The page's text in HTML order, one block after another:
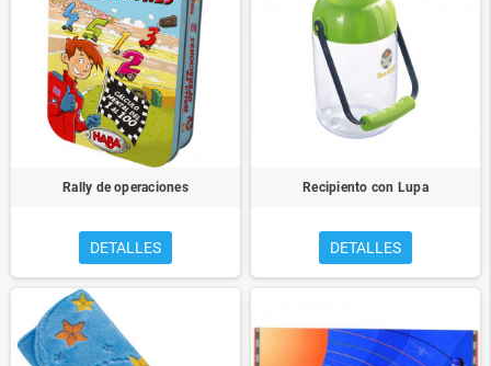
Rally de operaciones
DETALLES
Recipiento con Lupa
DETALLES